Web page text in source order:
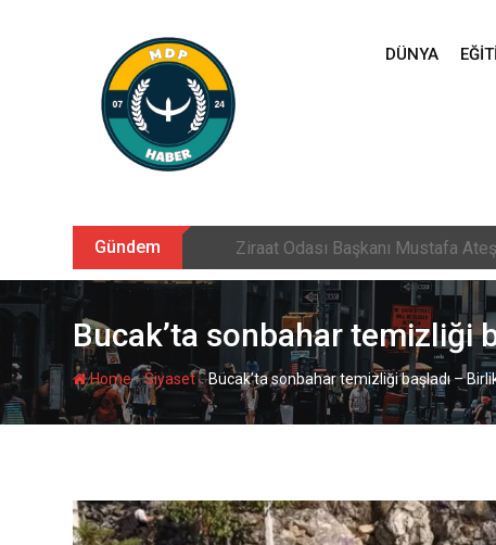
DÜNYA
Gündem Sarıkamış’ta hanımlara yönelik
Bucak’ta sonbahar temizliği
Home-Siyaset-Bucak’ta sonbahar temizliği başladı –